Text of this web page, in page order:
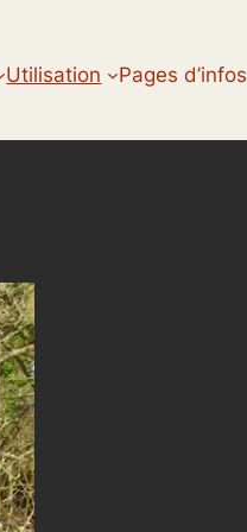
Utilisation Pages d’infos